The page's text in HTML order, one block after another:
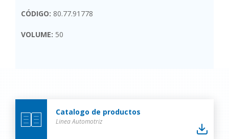
CÓDIGO: 80.77.91778
VOLUME: 50
Catalogo de productos
Linea Automotriz